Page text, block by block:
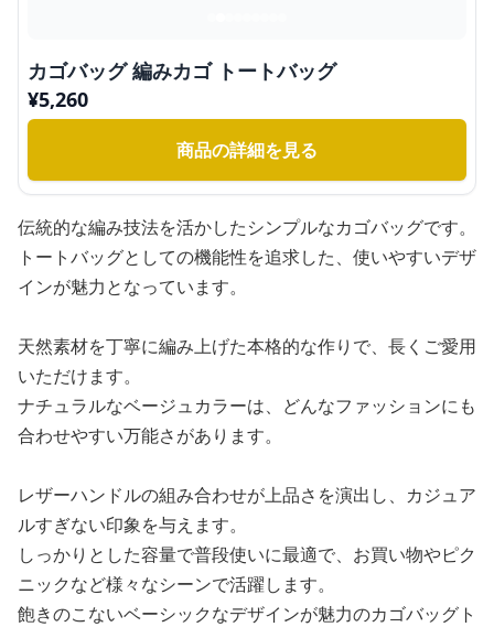
カゴバッグ 編みカゴ トートバッグ
¥5,260
商品の詳細を見る
伝統的な編み技法を活かしたシンプルなカゴバッグです。
トートバッグとしての機能性を追求した、使いやすいデザ
インが魅力となっています。
天然素材を丁寧に編み上げた本格的な作りで、長くご愛用
いただけます。
ナチュラルなベージュカラーは、どんなファッションにも
合わせやすい万能さがあります。
レザーハンドルの組み合わせが上品さを演出し、カジュア
ルすぎない印象を与えます。
しっかりとした容量で普段使いに最適で、お買い物やピク
ニックなど様々なシーンで活躍します。
飽きのこないベーシックなデザインが魅力のカゴバッグト